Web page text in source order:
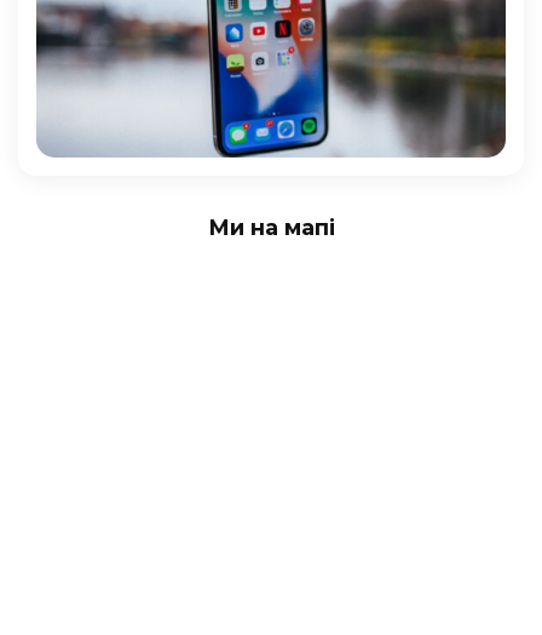
Ми на мапі